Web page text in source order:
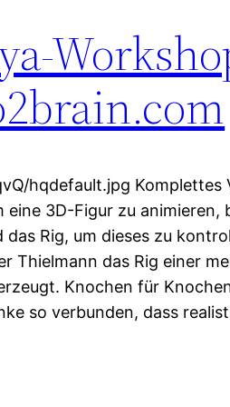
hqdefault.jpg Komplettes
3D-Figur zu animieren,
Rig, um dieses zu
Thielmann das Rig einer
Knochen für
so verbunden, dass